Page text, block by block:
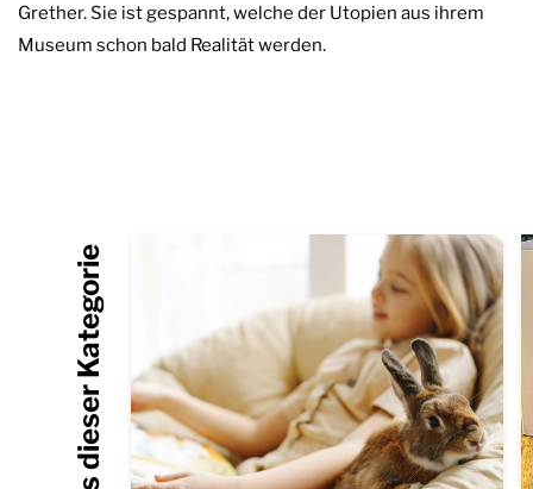
Grether. Sie ist gespannt, welche der Utopien aus ihrem
Museum schon bald Realität werden.